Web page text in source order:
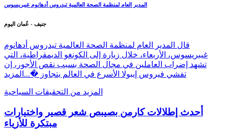
المدير العام لمنظمة الصحة العالمية تيدروس أدهانوم غيبريسوس
جنيف - عُمان اليوم
قال المدير العام لمنظمة الصحة العالمية تيدروس أدهانوم
غيبريسوس، الأربعاء، خلال زيارة إلى الكونغو الديمقراطية، التي
تشهد إضراب العاملين في مجال الصحة بسبب نقص الأجور، إن
تفشي فيروس إيبولا الأسرع في العالم يتجاوز �... المزيد
المزيد من التحقيقات السياحية
أحدث إطلالات كارمن بصيبص شعر قصير واختيارات
مبتكرة للأزياء